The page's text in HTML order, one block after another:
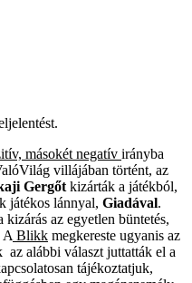
másokét negatív irányba
villájában történt, az
Gergőt kizárták a játékból,
játékos lánnyal, Giadával.
az egyetlen büntetés,
A Blikk megkereste ugyanis az
alábbi választ juttatták el a
tájékoztatjuk,